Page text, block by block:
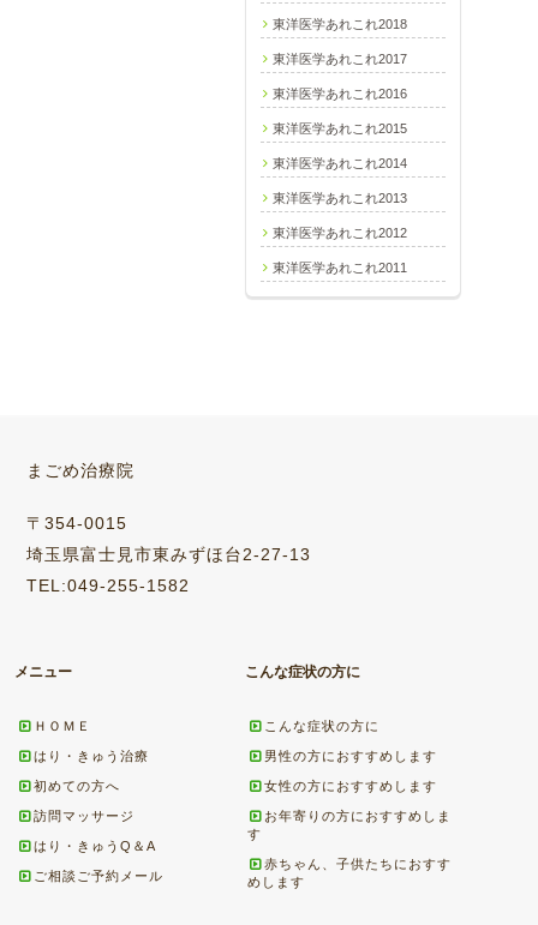
東洋医学あれこれ2018
東洋医学あれこれ2017
東洋医学あれこれ2016
東洋医学あれこれ2015
東洋医学あれこれ2014
東洋医学あれこれ2013
東洋医学あれこれ2012
東洋医学あれこれ2011
まごめ治療院
〒354-0015
埼玉県富士見市東みずほ台2-27-13
TEL:049-255-1582
メニュー
ＨＯＭＥ
はり・きゅう治療
初めての方へ
訪問マッサージ
はり・きゅうQ＆A
ご相談ご予約メール
こんな症状の方に
こんな症状の方に
男性の方におすすめします
女性の方におすすめします
お年寄りの方におすすめしま
す
赤ちゃん、子供たちにおすす
めします